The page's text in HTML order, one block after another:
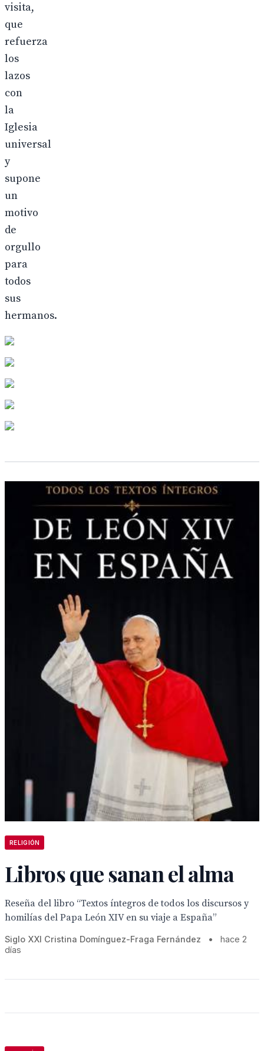
visita,
que
refuerza
los
lazos
con
la
Iglesia
universal
y
supone
un
motivo
de
orgullo
para
todos
sus
hermanos.
RELIGIÓN
Libros que sanan el alma
Reseña del libro “Textos íntegros de todos los discursos y
homilías del Papa León XIV en su viaje a España”
Siglo XXI Cristina Domínguez-Fraga Fernández •
hace 2
días